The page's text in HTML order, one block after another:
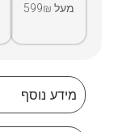
מעל 599₪
מידע נוסף